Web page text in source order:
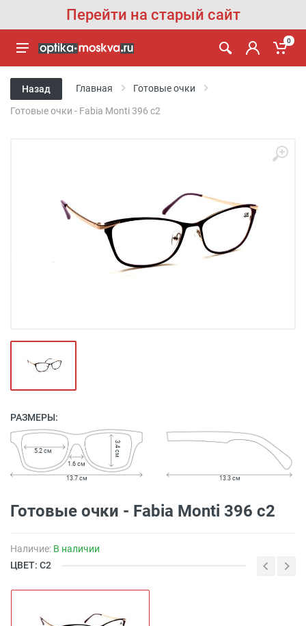
Перейти на старый сайт
0
Назад Главная Готовые очки
Готовые очки - Fabia Monti 396 c2
РАЗМЕРЫ:
1.6 см
5.2 см 3.4 см
13.7 см 13.3 см
Готовые очки - Fabia Monti 396 c2
Наличие: В наличии
ЦВЕТ: С2